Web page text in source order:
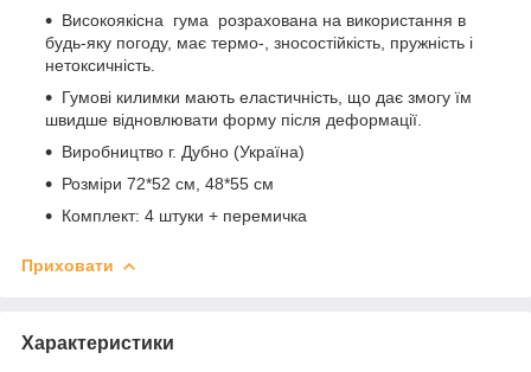
Високоякісна гума розрахована на використання в
будь-яку погоду, має термо-, зносостійкість, пружність і
нетоксичність.
Гумові килимки мають еластичність, що дає змогу їм
швидше відновлювати форму після деформації.
Виробництво г. Дубно (Україна)
Розміри 72*52 см, 48*55 см
Комплект: 4 штуки + перемичка
Приховати
Характеристики